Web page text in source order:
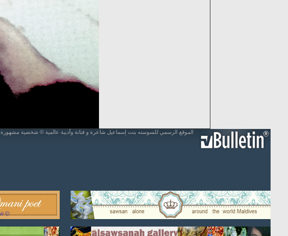
الموقع الرسمي للسوسنه بنت إسماعيل شاعرة و فنانة وأديبة عالمية © شخصية مشهورة